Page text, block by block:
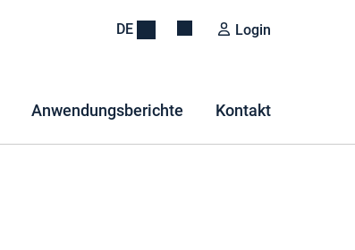
DE Login
Anwendungsberichte Kontakt